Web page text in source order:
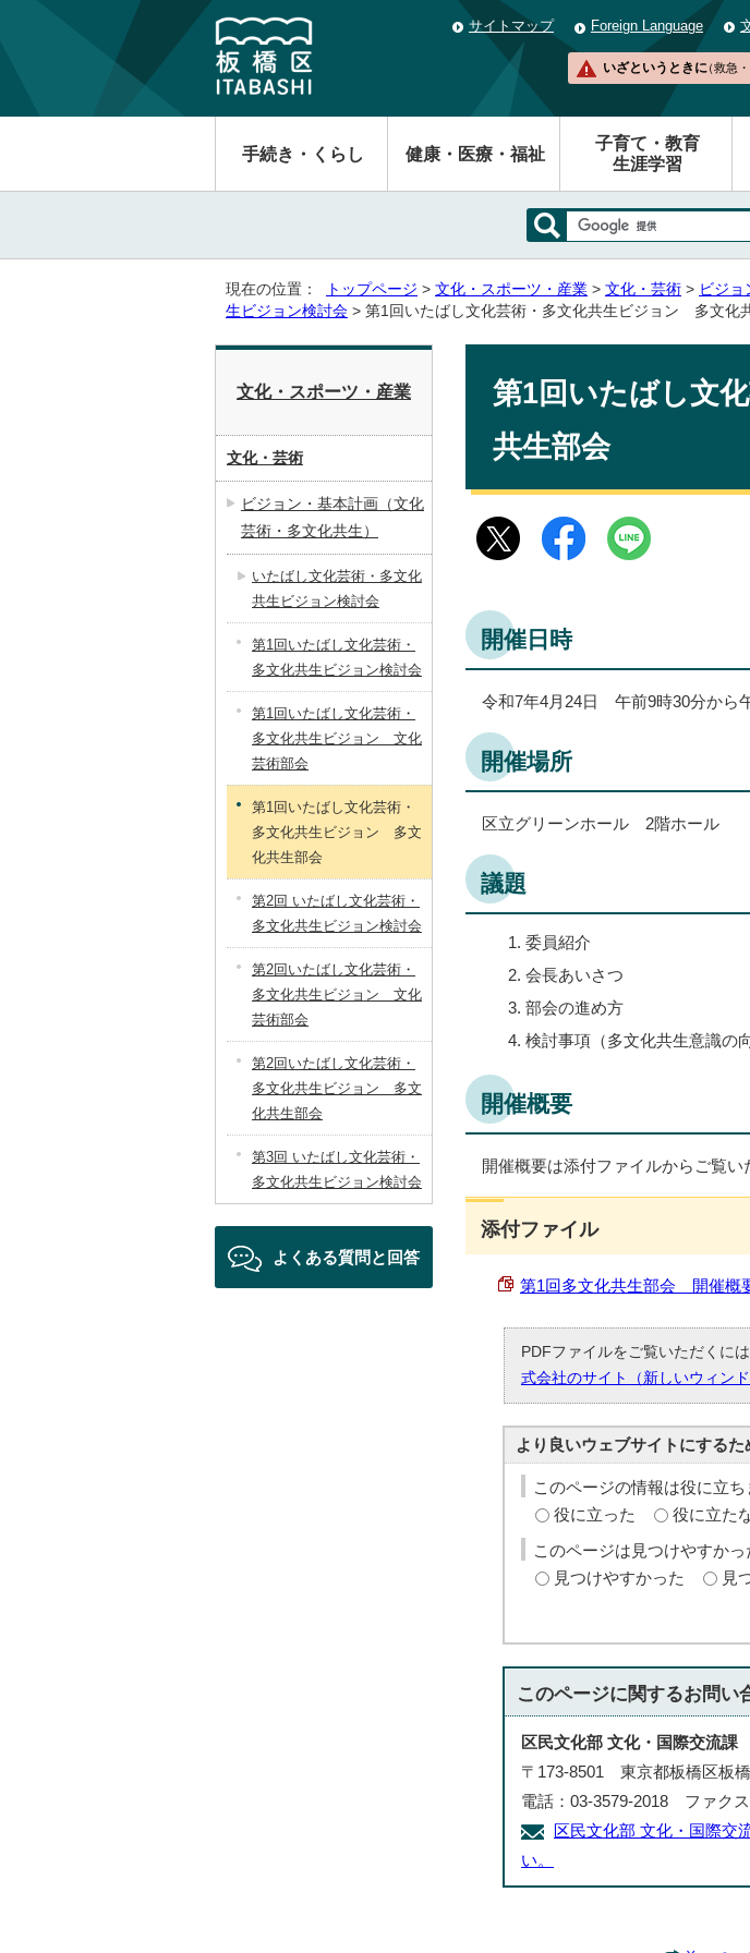
サイトマップ Foreign Language
いざというときに（救急・
手続き・くらし 健康・医療・福祉
子育て・教育
生涯学習
現在の位置： トップページ > 文化・スポーツ・産業 > 文化・芸術 > ビジョ
生ビジョン検討会 > 第1回いたばし文化芸術・多文化共生ビジョン 多文化
第1回いたばし文
共生部会
開催日時
令和7年4月24日 午前9時30分から
開催場所
区立グリーンホール 2階ホール
議題
委員紹介
会長あいさつ
部会の進め方
検討事項（多文化共生意識の
開催概要
開催概要は添付ファイルからご覧い
添付ファイル
第1回多文化共生部会 開催概
PDFファイルをご覧いただくに
式会社のサイト（新しいウィンド
より良いウェブサイトにする
このページの情報は役に立ち
役に立った
役に立た
このページは見つけやすかっ
見つけやすかった
見
このページに関するお問い
区民文化部 文化・国際交流課
〒173-8501 東京都板橋区板
電話：03-3579-2018 ファク
区民文化部 文化・国際交
い。
文化・スポーツ・産業
文化・芸術
ビジョン・基本計画（文化
芸術・多文化共生）
いたばし文化芸術・多文化
共生ビジョン検討会
第1回いたばし文化芸術・
多文化共生ビジョン検討会
第1回いたばし文化芸術・
多文化共生ビジョン 文化
芸術部会
第1回いたばし文化芸術・
多文化共生ビジョン 多文
化共生部会
第2回 いたばし文化芸術・
多文化共生ビジョン検討会
第2回いたばし文化芸術・
多文化共生ビジョン 文化
芸術部会
第2回いたばし文化芸術・
多文化共生ビジョン 多文
化共生部会
第3回 いたばし文化芸術・
多文化共生ビジョン検討会
よくある質問と回答